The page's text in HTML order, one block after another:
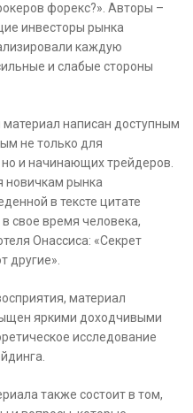
форекс?». Авторы –
инвесторы рынка
каждую
и слабые стороны
написан доступным
не только для
и начинающих трейдеров.
новичкам рынка
в тексте цитате
свое время человека,
Онассиса: «Секрет
другие».
материал
яркими доходчивыми
исследование
также состоит в том,